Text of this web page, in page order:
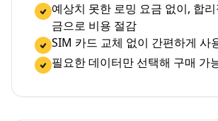
예상치 못한 로밍 요금 없이, 합
금으로 비용 절감
SIM 카드 교체 없이 간편하게 사
필요한 데이터만 선택해 구매 가